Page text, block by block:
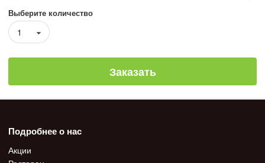
Выберите количество
1
Заказать
Подробнее о нас
Акции